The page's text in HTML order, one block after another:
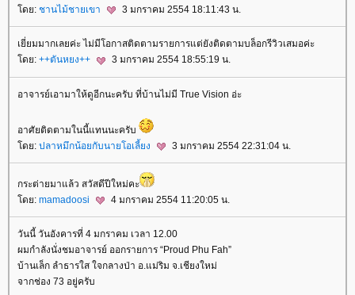
ดย: ชานไม้ชายเขา 3 มกราคม 2554 18:11:43 น.
เยี่ยมมากเลยค่ะ ไม่มีโอกาสติดตามรายการแต่ยังติดตามบล็อกรีวิวเสมอค่ะ
ดย: ++ตันหยง++ 3 มกราคม 2554 18:55:19 น.
อาจารย์เอามาให้ดูอีกนะครับ ที่บ้านไม่มี True Vision อ่ะ
อาศัยติดตามในนี้แทนนะครับ
ดย: ปลาหมึกน้อยกับนายโอเลี้ยง 3 มกราคม 2554 22:31:04 น.
กระต่ายมาแล้ว สวัสดีปีใหม่คะ
ดย: mamadoosi 4 มกราคม 2554 11:20:05 น.
วันนี้ วันอังคารที่ 4 มกราคม เวลา 12.00
ผมกำลังนั่งชมอาจารย์ ออกรายการ “Proud Phu Fah”
บ้านเล็ก ลำธารใส ใจกลางป่า อ.แม่ริม จ.เชียงใหม่
จากช่อง 73 อยู่ครับ